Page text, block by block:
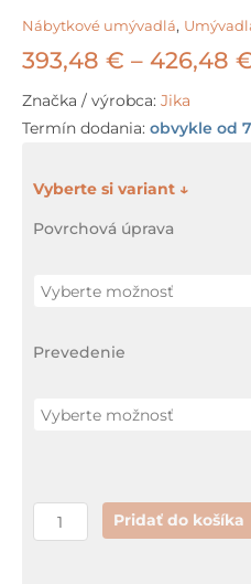
Nábytkové umývadlá,
393,48 € – 426,48
Značka / výrobca: Jika
Termín dodania: obvykle od
Povrchová úprava
Prevedenie
množstvo
cm
Pridať do košíka